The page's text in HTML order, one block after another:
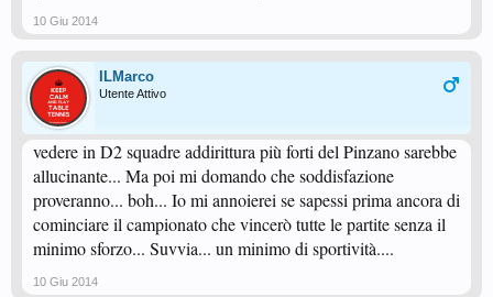
10 Giu 2014
ILMarco
Utente Attivo
vedere in D2 squadre addirittura più forti del Pinzano sarebbe
allucinante... Ma poi mi domando che soddisfazione
proveranno... boh... Io mi annoierei se sapessi prima ancora di
cominciare il campionato che vincerò tutte le partite senza il
minimo sforzo... Suvvia... un minimo di sportività....
10 Giu 2014